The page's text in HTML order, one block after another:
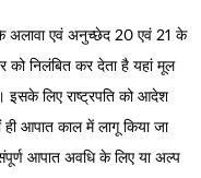
एवं अनुच्छेद 20 एवं 21 के
को निलंबित कर देता है यहां मूल
इसके लिए राष्ट्रपति को आदेश
आपात काल में लागू किया जा
आपात अवधि के लिए या अल्प